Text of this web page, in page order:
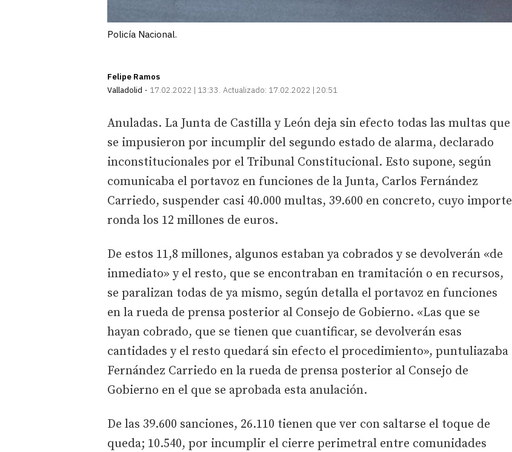
Policía Nacional.
Felipe Ramos
Valladolid
17.02.2022 | 13:33 Actualizado: 17.02.2022 | 20:51
Anuladas. La Junta de Castilla y León deja sin efecto todas las multas que
se impusieron por incumplir del segundo estado de alarma, declarado
inconstitucionales por el Tribunal Constitucional. Esto supone, según
comunicaba el portavoz en funciones de la Junta, Carlos Fernández
Carriedo, suspender casi 40.000 multas, 39.600 en concreto, cuyo importe
ronda los 12 millones de euros.
De estos 11,8 millones, algunos estaban ya cobrados y se devolverán «de
inmediato» y el resto, que se encontraban en tramitación o en recursos,
se paralizan todas de ya mismo, según detalla el portavoz en funciones
en la rueda de prensa posterior al Consejo de Gobierno. «Las que se
hayan cobrado, que se tienen que cuantificar, se devolverán esas
cantidades y el resto quedará sin efecto el procedimiento», puntuliazaba
Fernández Carriedo en la rueda de prensa posterior al Consejo de
Gobierno en el que se aprobada esta anulación.
De las 39.600 sanciones, 26.110 tienen que ver con saltarse el toque de
queda; 10.540, por incumplir el cierre perimetral entre comunidades